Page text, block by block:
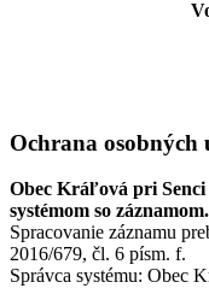
Ochrana osobných
Obec Kráľová pri
systémom so záznamom.
Spracovanie záznamu
2016/679, čl. 6 písm. f.
Správca systému: Obec